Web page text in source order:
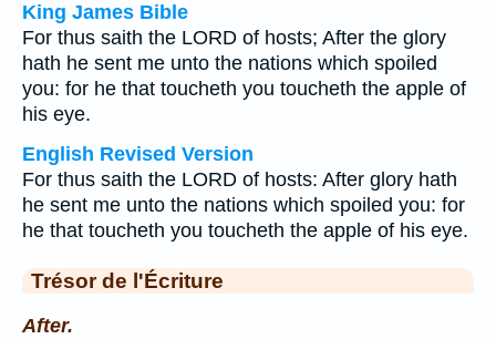
King James Bible
For thus saith the LORD of hosts; After the glory
hath he sent me unto the nations which spoiled
you: for he that toucheth you toucheth the apple of
his eye.
English Revised Version
For thus saith the LORD of hosts: After glory hath
he sent me unto the nations which spoiled you: for
he that toucheth you toucheth the apple of his eye.
Trésor de l'Écriture
After.